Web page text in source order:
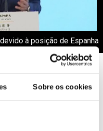
Sobre os cookies
à posição de Espanha